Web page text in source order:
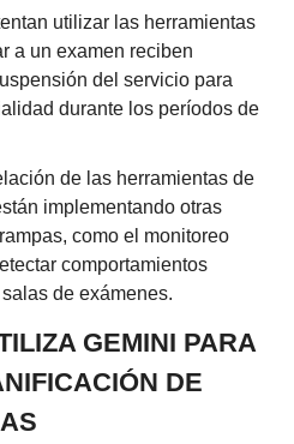
utilizar las herramientas
a un examen reciben
del servicio para
durante los períodos de
de las herramientas de
implementando otras
como el monitoreo
comportamientos
de exámenes.
GEMINI PARA
DE